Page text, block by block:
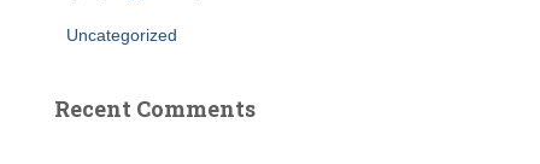
Uncategorized
Recent Comments